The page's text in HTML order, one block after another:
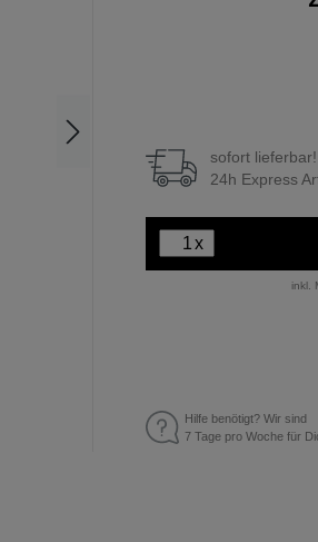
sofort lieferbar!
24h Express
x
inkl.
Hilfe benötigt? Wir sind
7 Tage pro Woche für